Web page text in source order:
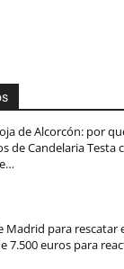
de Alcorcón: por
de Candelaria Testa
Madrid para rescatar
7.500 euros para